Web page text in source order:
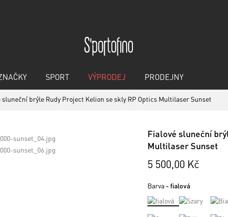
SPORT VÝPRODEJ PRODEJNY
sluneční brýle Rudy Project Kelion se skly RP Optics Multilaser Sunset
Fialové sluneční
Multilaser Sunset
5 500,00 Kč
Barva - fialová